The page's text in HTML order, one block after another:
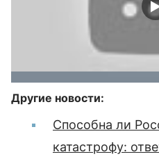
Другие новости:
Способна ли
катастрофу: